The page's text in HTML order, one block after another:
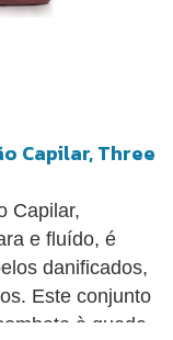
Capilar, Three
Capilar,
e fluído, é
danificados,
Este conjunto
à queda,